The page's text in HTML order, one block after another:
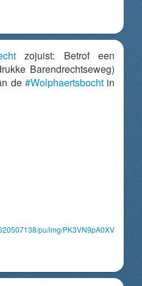
zojuist: Betrof een
Barendrechtseweg)
de #Wolphaertsbochtin
pu/img/PK3VN9pA0XV